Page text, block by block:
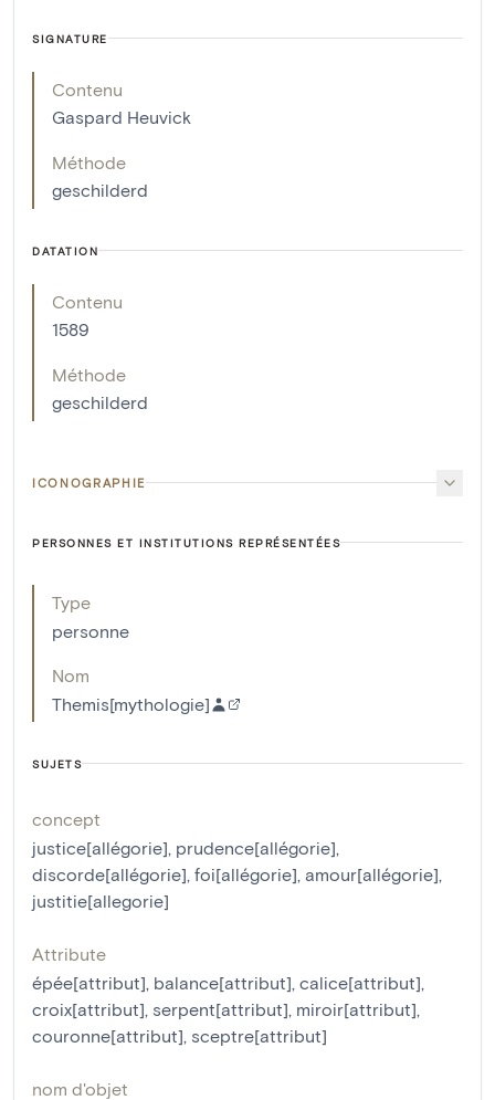
SIGNATURE
Contenu
Gaspard Heuvick
Méthode
geschilderd
DATATION
Contenu
1589
Méthode
geschilderd
ICONOGRAPHIE
PERSONNES ET INSTITUTIONS REPRÉSENTÉES
Type
personne
Nom
Themis[mythologie]
SUJETS
concept
justice[allégorie] prudence[allégorie]
discorde[allégorie] foi[allégorie] amour[allégorie]
justitie[allegorie]
Attribute
épée[attribut] balance[attribut] calice[attribut]
croix[attribut] serpent[attribut] miroir[attribut]
couronne[attribut] sceptre[attribut]
nom d'objet